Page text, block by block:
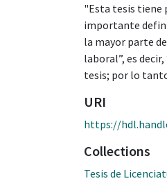
"Esta tesis tiene
importante
la mayor parte
laboral”, es
tesis; por lo
URI
https://
Collections
Tesis de